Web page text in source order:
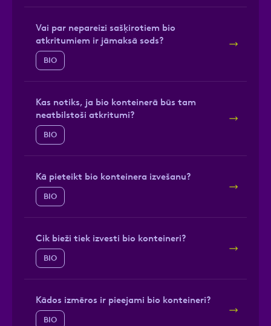
Vai par nepareizi sašķirotiem bio
atkritumiem ir jāmaksā sods?
BIO
Kas notiks, ja bio konteinerā būs tam
neatbilstoši atkritumi?
BIO
Kā pieteikt bio konteinera izvešanu?
BIO
Cik bieži tiek izvesti bio konteineri?
BIO
Kādos izmēros ir pieejami bio konteineri?
BIO